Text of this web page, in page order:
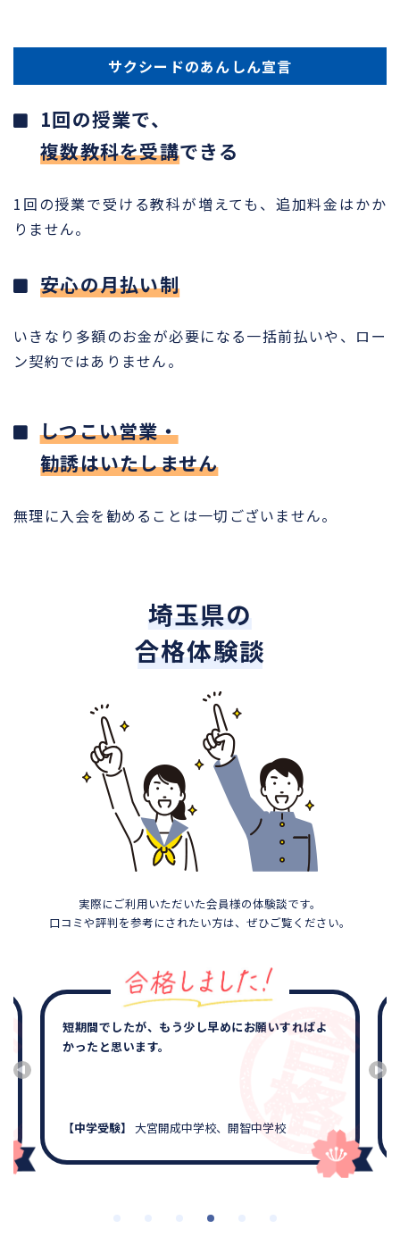
サクシードのあんしん宣言
1回の授業で、
複数教科を受講できる
1回の授業で受ける教科が増えても、追加料金はかか
りません。
安心の月払い制
いきなり多額のお金が必要になる一括前払いや、ロー
ン契約ではありません。
しつこい営業・
勧誘はいたしません
無理に入会を勧めることは一切ございません。
埼玉県の
合格体験談
実際にご利用いただいた会員様の体験談です。
口コミや評判を参考にされたい方は、ぜひご覧ください。
短期間でしたが、もう少し早めにお願いすればよ
かったと思います。
【中学受験】 大宮開成中学校、開智中学校